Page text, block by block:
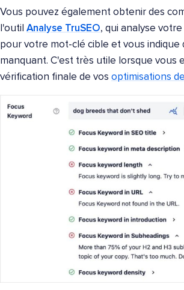
Vous pouvez également obtenir des
l'outil Analyse TruSEO, qui analyse
pour votre mot-clé cible et vous indique
manquant. C'est très utile lorsque vous
vérification finale de vos optimisations